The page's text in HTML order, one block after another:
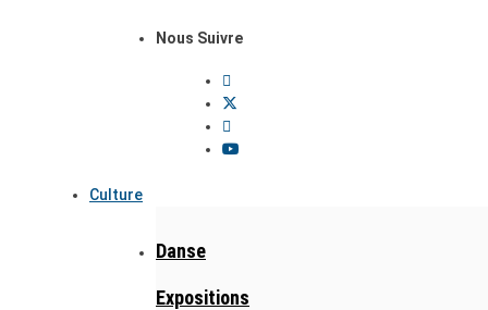
Nous Suivre
Culture
Danse
Expositions